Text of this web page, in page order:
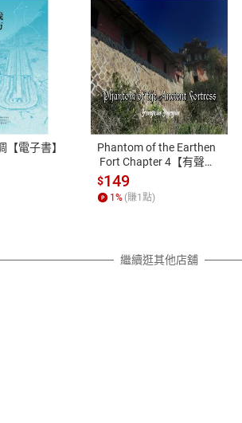
退換貨規範
本店是否提供消費者保護法七日猶
之權利，遽消費者保護法及通訊交
除權合理例外情事適用準則，依商
質各有不同規定。詳細退換貨說明
照各商品說明。
【電子書】
Phantom of the Earthen
Fort Chapter 4【有聲
書】
$149
1% (賺1點)
繼續逛其他店舖